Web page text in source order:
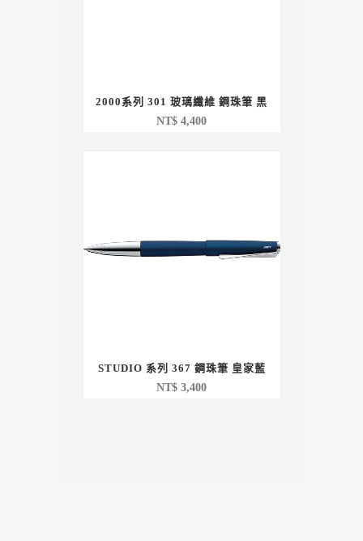
2000系列 301 玻璃纖維 鋼珠筆 黑
NT$ 4,400
STUDIO 系列 367 鋼珠筆 皇家藍
NT$ 3,400